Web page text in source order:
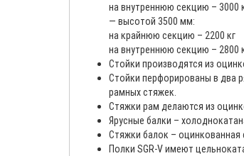
на внутреннюю секцию – 3000
— высотой 3500 мм:
на крайнюю секцию – 2200 кг
на внутреннюю секцию – 2800
Стойки производятся из
Стойки перфорированы в два
рамных стяжек.
Стяжки рам делаются из
Ярусные балки –
Стяжки балок –
Полки SGR-V имеют